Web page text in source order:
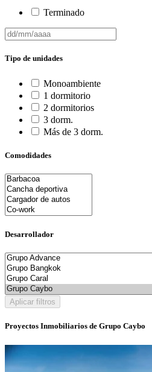
Terminado
Tipo de unidades
Monoambiente
1 dormitorio
2 dormitorios
3 dorm.
Más de 3 dorm.
Comodidades
Desarrollador
Aplicar filtros
Proyectos Inmobiliarios de Grupo Caybo